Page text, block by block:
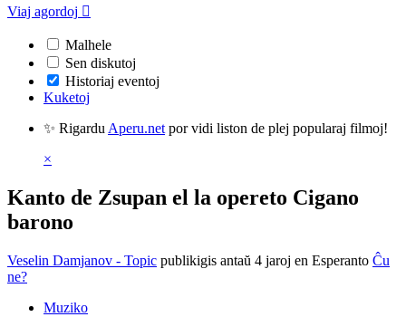
Viaj agordoj 
Malhele
Sen diskutoj
Historiaj eventoj
Kuketoj
✨ Rigardu Aperu.net por vidi liston de plej popularaj filmoj!
×
Kanto de Zsupan el la opereto Cigano
barono
Veselin Damjanov - Topic publikigis antaŭ 4 jaroj en Esperanto Ĉu
ne?
Muziko